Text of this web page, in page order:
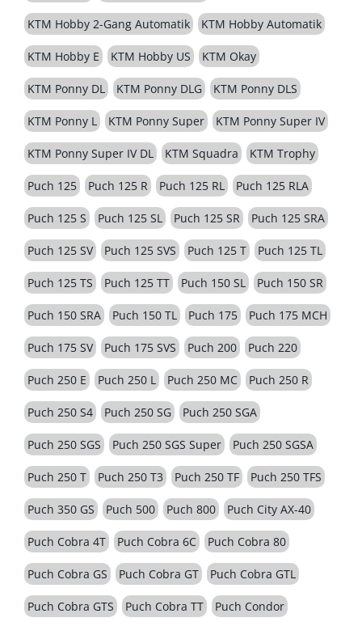
KTM Hobby 2-Gang Automatik KTM Hobby Automatik
KTM Hobby E KTM Hobby US KTM Okay
KTM Ponny DL KTM Ponny DLG KTM Ponny DLS
KTM Ponny L KTM Ponny Super KTM Ponny Super IV
KTM Ponny Super IV DL KTM Squadra KTM Trophy
Puch 125 Puch 125 R Puch 125 RL Puch 125 RLA
Puch 125 S Puch 125 SL Puch 125 SR Puch 125 SRA
Puch 125 SV Puch 125 SVS Puch 125 T Puch 125 TL
Puch 125 TS Puch 125 TT Puch 150 SL Puch 150 SR
Puch 150 SRA Puch 150 TL Puch 175 Puch 175 MCH
Puch 175 SV Puch 175 SVS Puch 200 Puch 220
Puch 250 E Puch 250 L Puch 250 MC Puch 250 R
Puch 250 S4 Puch 250 SG Puch 250 SGA
Puch 250 SGS Puch 250 SGS Super Puch 250 SGSA
Puch 250 T Puch 250 T3 Puch 250 TF Puch 250 TFS
Puch 350 GS Puch 500 Puch 800 Puch City AX-40
Puch Cobra 4T Puch Cobra 6C Puch Cobra 80
Puch Cobra GS Puch Cobra GT Puch Cobra GTL
Puch Cobra GTS Puch Cobra TT Puch Condor